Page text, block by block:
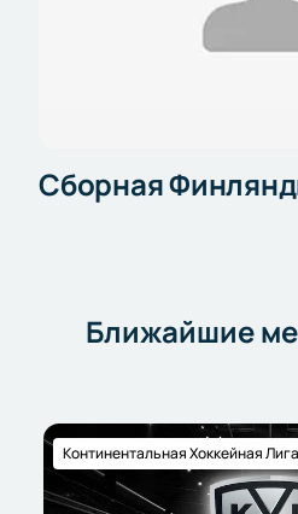
Сборная
Ближайшие
Континентальная Хоккейная Лига